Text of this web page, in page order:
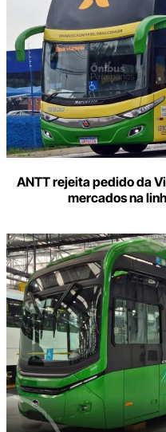
ANTT rejeita pedido da
mercados na